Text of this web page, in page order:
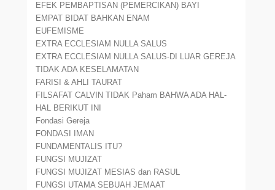
EFEK PEMBAPTISAN (PEMERCIKAN) BAYI
EMPAT BIDAT BAHKAN ENAM
EUFEMISME
EXTRA ECCLESIAM NULLA SALUS
EXTRA ECCLESIAM NULLA SALUS-DI LUAR GEREJA
TIDAK ADA KESELAMATAN
FARISI & AHLI TAURAT
FILSAFAT CALVIN TIDAK Paham BAHWA ADA HAL-
HAL BERIKUT INI
Fondasi Gereja
FONDASI IMAN
FUNDAMENTALIS ITU?
FUNGSI MUJIZAT
FUNGSI MUJIZAT MESIAS dan RASUL
FUNGSI UTAMA SEBUAH JEMAAT